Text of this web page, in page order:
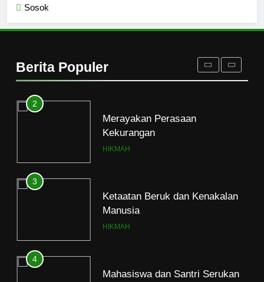
Sosok
Berita Populer
1
Terancam dan Tipuan Diri
HIKMAH
2
Merayakan Perasaan
Kekurangan
HIKMAH
3
Ketaatan Beruk dan Kenakalan
Manusia
HIKMAH
4
Mahasiswa dan Santri Serukan